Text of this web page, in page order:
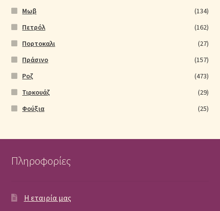
Μωβ
(134)
Πετρόλ
(162)
Πορτοκαλι
(27)
Πράσινο
(157)
Ροζ
(473)
Τιρκουάζ
(29)
Φούξια
(25)
Πληροφορίες
Η εταιρία μας